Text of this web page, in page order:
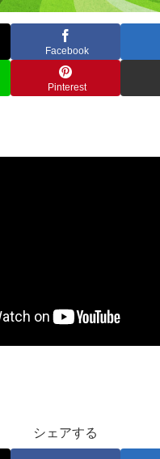
Facebook
Pinterest
シェアする